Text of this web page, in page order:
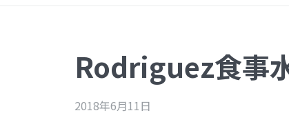
Rodriguez食事
2018年6月11日